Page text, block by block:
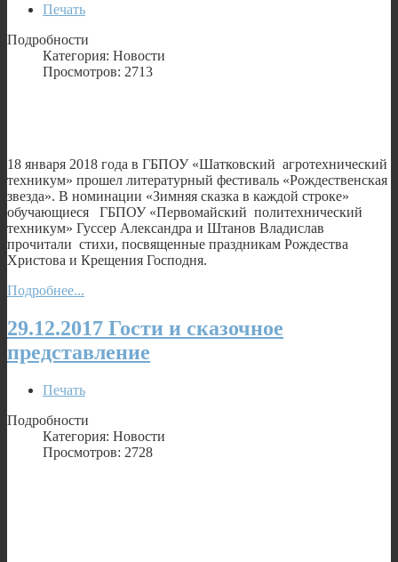
Печать
Подробности
Категория: Новости
Просмотров: 2713
18 января 2018 года в ГБПОУ «Шатковский агротехнический
техникум» прошел литературный фестиваль «Рождественская
звезда». В номинации «Зимняя сказка в каждой строке»
обучающиеся ГБПОУ «Первомайский политехнический
техникум» Гуссер Александра и Штанов Владислав
прочитали стихи, посвященные праздникам Рождества
Христова и Крещения Господня.
Подробнее...
29.12.2017 Гости и сказочное
представление
Печать
Подробности
Категория: Новости
Просмотров: 2728